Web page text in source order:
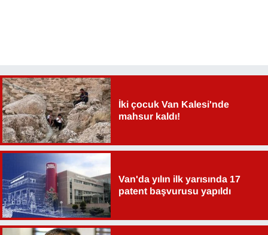
İki çocuk Van Kalesi'nde
mahsur kaldı!
Van'da yılın ilk yarısında 17
patent başvurusu yapıldı
Vasıta
YAŞAM
YEREL